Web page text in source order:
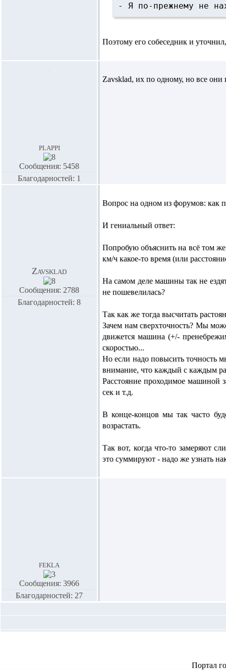
- Я по-прежнему не
Поэтому его собеседник и
plappi
Сообщения: 5458
Благодарностей: 1
Zavsklad, их по одному, но все они
Zavsklad
Сообщения: 2788
Благодарностей: 8
Вопрос на одном из форумов: как
И гениальный ответ:
Попробую объяснить на всё том
км/ч какое-то время (или
На самом деле машины так не
не пошевелилась?
Так как же тогда высчитать
Зачем нам сверхточность? Мы
движется машина (+/-
скоростью...
Но если надо повысить точность
внимание, что каждый с каждым
Расстояние проходимое машиной
сек и т.д.
В конце-концов мы так часто
возрастать.
Так вот, когда что-то замеряют
это суммируют - надо же узнать
fekla
Сообщения: 3966
Благодарностей: 27
Портал